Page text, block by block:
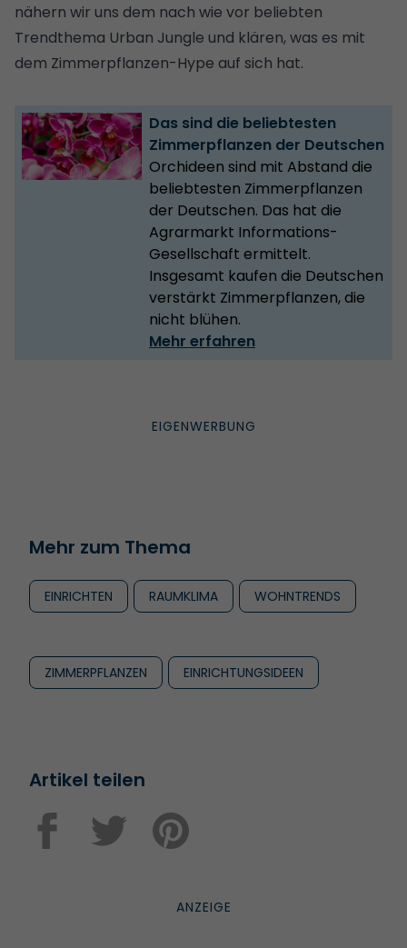
nähern wir uns dem nach wie vor beliebten
Trendthema Urban Jungle und klären, was es mit
dem Zimmerpflanzen-Hype auf sich hat.
Das sind die beliebtesten
Zimmerpflanzen der Deutschen
Orchideen sind mit Abstand die
beliebtesten Zimmerpflanzen
der Deutschen. Das hat die
Agrarmarkt Informations-
Gesellschaft ermittelt.
Insgesamt kaufen die Deutschen
verstärkt Zimmerpflanzen, die
nicht blühen.
Mehr erfahren
Mehr zum Thema
EINRICHTEN RAUMKLIMA WOHNTRENDS
ZIMMERPFLANZEN EINRICHTUNGSIDEEN
Artikel teilen